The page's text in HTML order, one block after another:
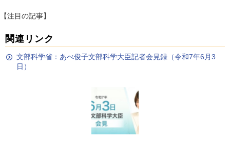
【注目の記事】
関連リンク
文部科学省：あべ俊子文部科学大臣記者会見録（令和7年6月3
日）